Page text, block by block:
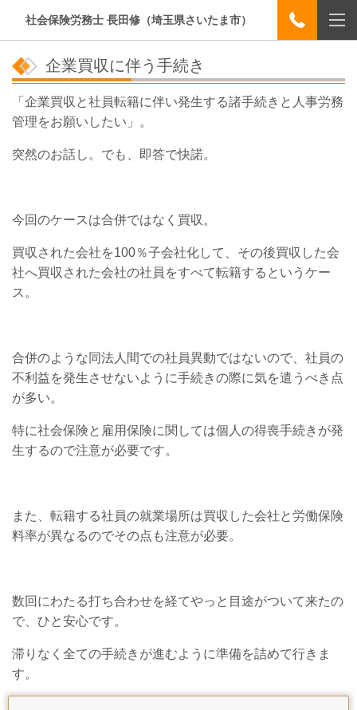
社会保険労務士 長田修（埼玉県さいたま市）
企業買収に伴う手続き
「企業買収と社員転籍に伴い発生する諸手続きと人事労務
管理をお願いしたい」。
突然のお話し。でも、即答で快諾。
今回のケースは合併ではなく買収。
買収された会社を100％子会社化して、その後買収した会
社へ買収された会社の社員をすべて転籍するというケー
ス。
合併のような同法人間での社員異動ではないので、社員の
不利益を発生させないように手続きの際に気を遣うべき点
が多い。
特に社会保険と雇用保険に関しては個人の得喪手続きが発
生するので注意が必要です。
また、転籍する社員の就業場所は買収した会社と労働保険
料率が異なるのでその点も注意が必要。
数回にわたる打ち合わせを経てやっと目途がついて来たの
で、ひと安心です。
滞りなく全ての手続きが進むように準備を詰めて行きま
す。